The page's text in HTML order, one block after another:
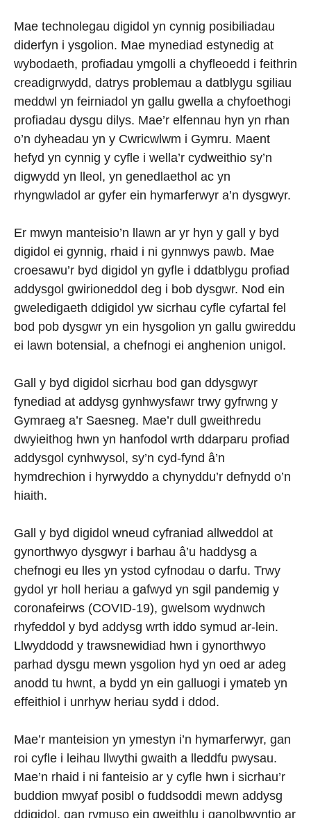
Mae technolegau digidol yn cynnig posibiliadau
diderfyn i ysgolion. Mae mynediad estynedig at
wybodaeth, profiadau ymgolli a chyfleoedd i feithrin
creadigrwydd, datrys problemau a datblygu sgiliau
meddwl yn feirniadol yn gallu gwella a chyfoethogi
profiadau dysgu dilys. Mae’r elfennau hyn yn rhan
o’n dyheadau yn y Cwricwlwm i Gymru. Maent
hefyd yn cynnig y cyfle i wella’r cydweithio sy’n
digwydd yn lleol, yn genedlaethol ac yn
rhyngwladol ar gyfer ein hymarferwyr a’n dysgwyr.
Er mwyn manteisio’n llawn ar yr hyn y gall y byd
digidol ei gynnig, rhaid i ni gynnwys pawb. Mae
croesawu’r byd digidol yn gyfle i ddatblygu profiad
addysgol gwirioneddol deg i bob dysgwr. Nod ein
gweledigaeth ddigidol yw sicrhau cyfle cyfartal fel
bod pob dysgwr yn ein hysgolion yn gallu gwireddu
ei lawn botensial, a chefnogi ei anghenion unigol.
Gall y byd digidol sicrhau bod gan ddysgwyr
fynediad at addysg gynhwysfawr trwy gyfrwng y
Gymraeg a’r Saesneg. Mae’r dull gweithredu
dwyieithog hwn yn hanfodol wrth ddarparu profiad
addysgol cynhwysol, sy’n cyd-fynd â’n
hymdrechion i hyrwyddo a chynyddu’r defnydd o’n
hiaith.
Gall y byd digidol wneud cyfraniad allweddol at
gynorthwyo dysgwyr i barhau â’u haddysg a
chefnogi eu lles yn ystod cyfnodau o darfu. Trwy
gydol yr holl heriau a gafwyd yn sgil pandemig y
coronafeirws (COVID-19), gwelsom wydnwch
rhyfeddol y byd addysg wrth iddo symud ar-lein.
Llwyddodd y trawsnewidiad hwn i gynorthwyo
parhad dysgu mewn ysgolion hyd yn oed ar adeg
anodd tu hwnt, a bydd yn ein galluogi i ymateb yn
effeithiol i unrhyw heriau sydd i ddod.
Mae’r manteision yn ymestyn i’n hymarferwyr, gan
roi cyfle i leihau llwythi gwaith a lleddfu pwysau.
Mae’n rhaid i ni fanteisio ar y cyfle hwn i sicrhau’r
buddion mwyaf posibl o fuddsoddi mewn addysg
ddigidol, gan rymuso ein gweithlu i ganolbwyntio ar